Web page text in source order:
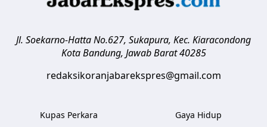
Jl. Soekarno-Hatta No.627, Sukapura, Kec. Kiaracondong
Kota Bandung, Jawab Barat 40285
redaksikoranjabarekspres@gmail.com
Kupas Perkara
Gaya Hidup